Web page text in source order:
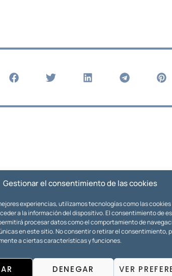
Gestionar el consentimiento de las cookies
experiencias, utilizamos tecnologías como las cookies
a la información del dispositivo. El consentimiento de
procesar datos como el comportamiento de
en este sitio. No consentir o retirar el consentimiento,
a ciertas características y funciones.
DENEGAR VER